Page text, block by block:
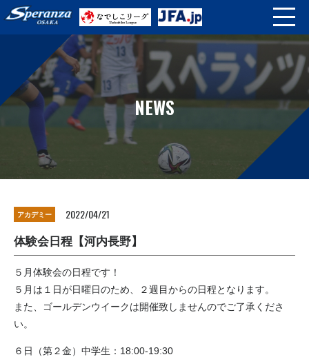
NEWS
アカデミー 2022/04/21
体験会日程【河内長野】
５月体験会の日程です！
５月は１日が日曜日のため、２週目からの日程となります。
また、ゴールデンウイークは開催致しませんのでご了承くださ
い。
６日（第２金）中学生：18:00-19:30